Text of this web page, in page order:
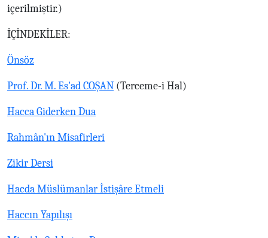
içerilmiştir.)
İÇİNDEKİLER:
Önsöz
Prof. Dr. M. Es'ad COŞAN (Terceme-i Hal)
Hacca Giderken Dua
Rahmân'ın Misafirleri
Zikir Dersi
Hacda Müslümanlar İstişâre Etmeli
Haccın Yapılışı